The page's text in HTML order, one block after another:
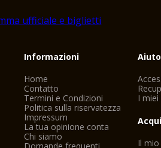
Informazioni
Home
Contatto
Termini e Condizioni
Politica sulla riservatezza
Impressum
La tua opinione conta
Chi siamo
I miei
Il